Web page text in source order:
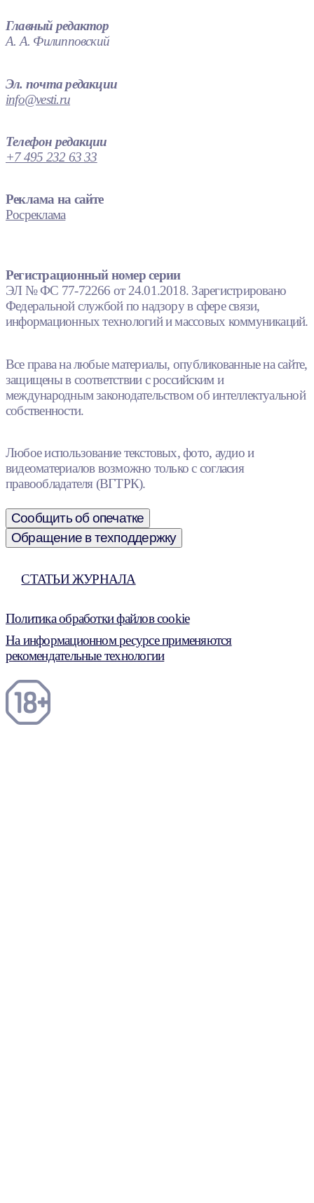
Главный редактор
А. А. Филипповский
Эл. почта редакции
info@vesti.ru
Телефон редакции
+7 495 232 63 33
Реклама на сайте
Росреклама
Регистрационный номер серии
ЭЛ № ФС 77-72266 от 24.01.2018. Зарегистрировано
Федеральной службой по надзору в сфере связи,
информационных технологий и массовых коммуникаций.
Все права на любые материалы, опубликованные на сайте,
защищены в соответствии с российским и
международным законодательством об интеллектуальной
собственности.
Любое использование текстовых, фото, аудио и
видеоматериалов возможно только с согласия
правообладателя (ВГТРК).
Сообщить об опечатке
Обращение в техподдержку
СТАТЬИ ЖУРНАЛА
Политика обработки файлов cookie
На информационном ресурсе применяются
рекомендательные технологии